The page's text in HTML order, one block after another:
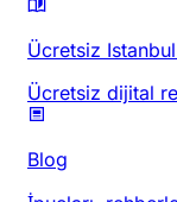
Ücretsiz
Ücretsiz dijital
Blog